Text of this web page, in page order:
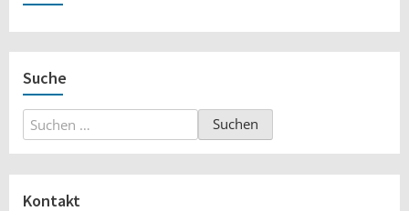
Suche
Suchen
nach:
Kontakt